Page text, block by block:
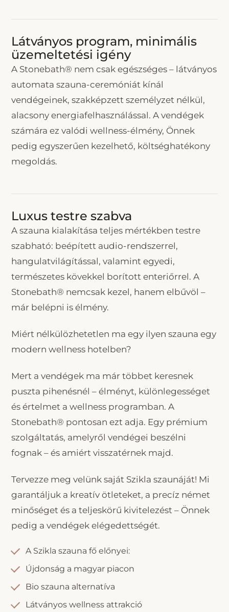
Látványos program, minimális
üzemeltetési igény
A Stonebath® nem csak egészséges – látványos
automata szauna-ceremóniát kínál
vendégeinek, szakképzett személyzet nélkül,
alacsony energiafelhasználással. A vendégek
számára ez valódi wellness-élmény, Önnek
pedig egyszerűen kezelhető, költséghatékony
megoldás.
Luxus testre szabva
A szauna kialakítása teljes mértékben testre
szabható: beépített audio-rendszerrel,
hangulatvilágítással, valamint egyedi,
természetes kövekkel borított enteriőrrel. A
Stonebath® nemcsak kezel, hanem elbűvöl –
már belépni is élmény.
Miért nélkülözhetetlen ma egy ilyen szauna egy
modern wellness hotelben?
Mert a vendégek ma már többet keresnek
puszta pihenésnél – élményt, különlegességet
és értelmet a wellness programban. A
Stonebath® pontosan ezt adja. Egy prémium
szolgáltatás, amelyről vendégei beszélni
fognak – és amiért visszatérnek majd.
Tervezze meg velünk saját Szikla szaunáját! Mi
garantáljuk a kreatív ötleteket, a precíz német
minőséget és a teljeskörű kivitelezést – Önnek
pedig a vendégek elégedettségét.
A Szikla szauna fő előnyei:
Újdonság a magyar piacon
Bio szauna alternatíva
Látványos wellness attrakció